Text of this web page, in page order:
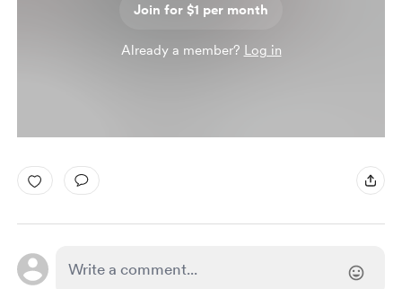
Join for $1 per month
Already a member? Log in